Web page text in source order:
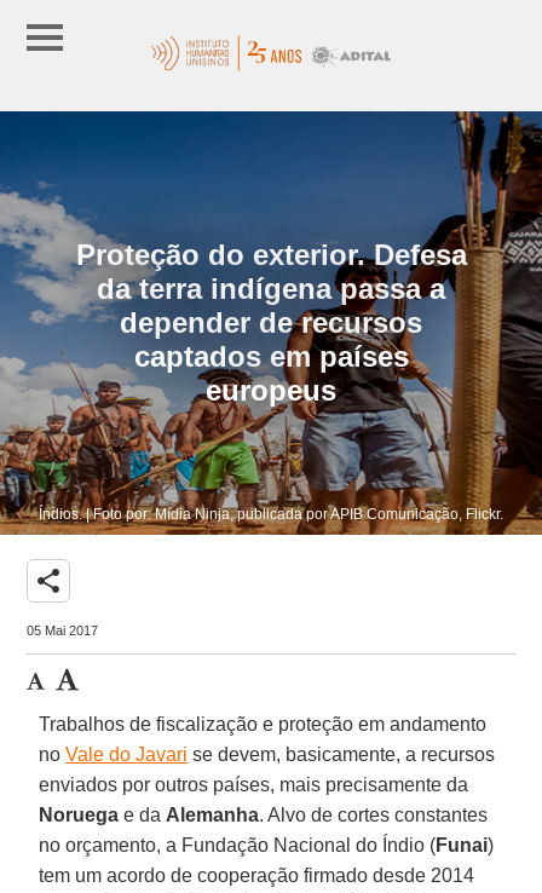
Proteção do exterior. Defesa
da terra indígena passa a
depender de recursos
captados em países
europeus
Índios. | Foto por: Mídia Ninja, publicada por APIB Comunicação, Flickr.
share
05 Mai 2017
Trabalhos de fiscalização e proteção em andamento
noVale do Javari se devem, basicamente, a recursos
enviados por outros países, mais precisamente da
Noruega e da Alemanha. Alvo de cortes constantes
no orçamento, a Fundação Nacional do Índio (Funai)
tem um acordo de cooperação firmado desde 2014